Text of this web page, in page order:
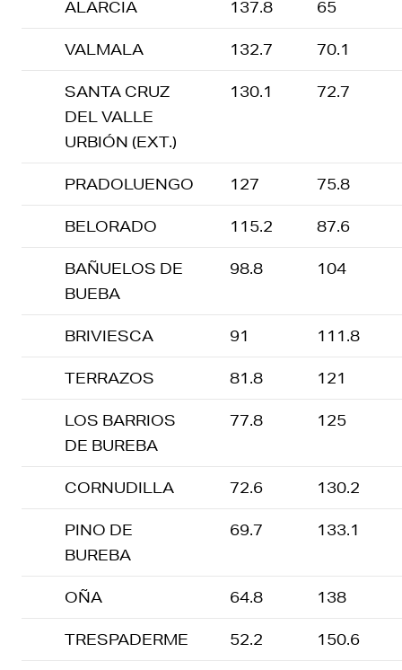
ALARCIA 137.8 65
VALMALA 132.7 70.1
SANTA CRUZ
DEL VALLE
URBIÓN (EXT.)
130.1 72.7
PRADOLUENGO 127 75.8
BELORADO 115.2 87.6
BAÑUELOS DE
BUEBA
98.8 104
BRIVIESCA 91 111.8
TERRAZOS 81.8 121
LOS BARRIOS
DE BUREBA
77.8 125
CORNUDILLA 72.6 130.2
PINO DE
BUREBA
69.7 133.1
OÑA 64.8 138
TRESPADERME 52.2 150.6